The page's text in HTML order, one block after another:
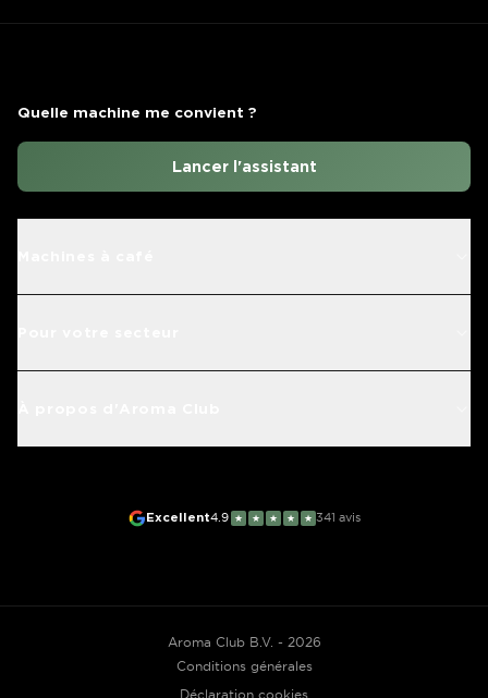
Quelle machine me convient ?
Lancer l'assistant
Excellent4.9 ★ ★ ★ ★ ★ 341 avis
Aroma Club B.V. - 2026
Conditions générales
Déclaration cookies